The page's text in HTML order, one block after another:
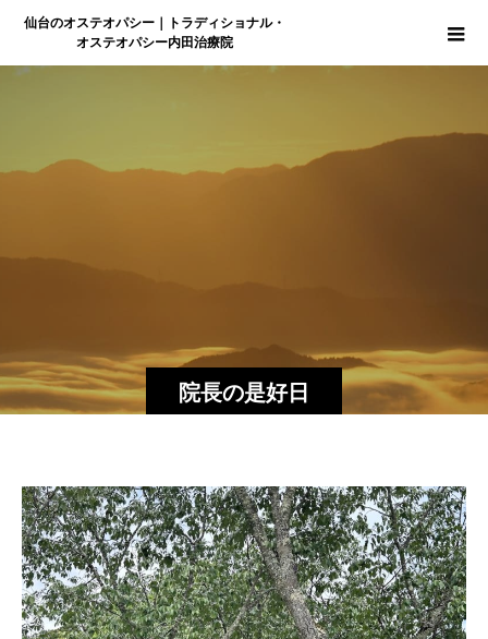
仙台のオステオパシー｜トラディショナル・
オステオパシー内田治療院
院長の是好日